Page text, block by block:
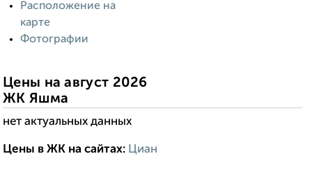
Расположение на
карте
Фотографии
Цены на август 2026
ЖК Яшма
нет актуальных данных
Цены в ЖК на сайтах: Циан